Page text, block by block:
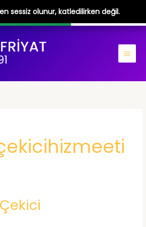
sessiz olunur, katledilirken değil.